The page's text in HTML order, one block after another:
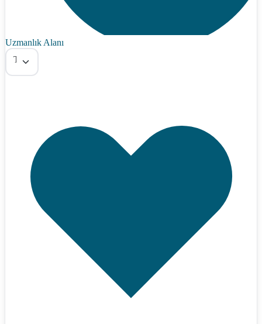
Uzmanlık Alanı
Tümü